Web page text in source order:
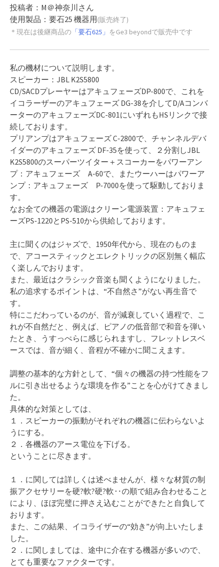
投稿者：M＠神奈川さん
使用製品：要石25 機器用(販売終了)
＊現在は後継商品の 「要石625」 をGe3 beyondで販売中です
私の機材について説明します。
スピーカー：JBL K2S5800
CD/SACDプレーヤーはアキュフェーズDP-800で、これを
イコラーザーのアキュフェーズ DG-38を介してD/Aコンバ
ーターのアキュフェーズDC-801にいずれもHSリンクで接
続しております。
プリアンプはアキュフェーズ C-2800で、チャンネルデバ
イダーのアキュフェーズ DF-35を使って、２分割しJBL
K2S5800のスーパーツイター＋スコーカーをパワーアン
プ：アキュフェーズ A-60で、またウーハーはパワーア
ンプ：アキュフェーズ P-7000を使って駆動しておりま
す。
なお全ての機器の電源はクリーン電源装置：アキュフェ
ーズPS-1220とPS-510から供給しております。
主に聞くのはジャズで、1950年代から、現在のものま
で、アコースティックとエレクトリックの区別無く幅広
く楽しんでおります。
また、最近はクラシック音楽も聞くようになりました。
私の追求するポイントは、“不自然さ”がない再生音で
す。
特にこだわっているのが、音が減衰していく過程で、こ
れが不自然だと、例えば、ピアノの低音部で和音を弾い
たとき、うすっぺらに感じられますし、フレットレスベ
ースでは、音が細く、音程が不確かに聞こえます。
調整の基本的な方針として、“個々の機器の持つ性能をフ
ルに引き出せるような環境を作る”ことを心がけてきまし
た。
具体的な対策としては、
１．スピーカーの振動がそれぞれの機器に伝わらないよ
うにする。
２．各機器のアース電位を下げる。
ということに尽きます。
１．に関しては詳しくは述べませんが、様々な材質の制
振アクセサリーを硬?軟?硬?軟‥の順で組み合わせること
により、ほぼ完璧に押さえ込むことができたと自負して
おります。
また、この結果、イコライザーの“効き”が向上いたしま
した。
２．に関しましては、途中に介在する機器が多いので、
とても重要なファクターです。